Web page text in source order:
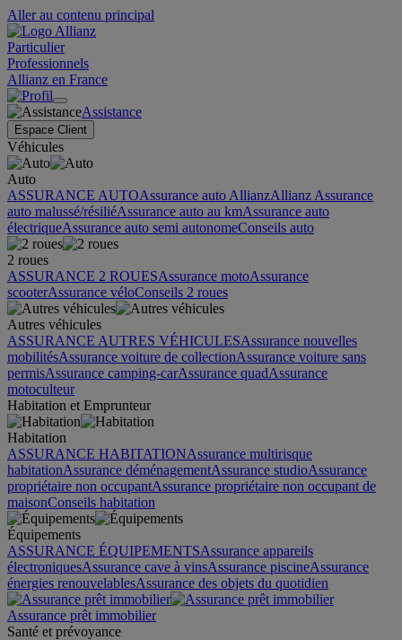
Aller au contenu principal
Particulier
Professionnels
Allianz en France
Assistance
Espace Client
Véhicules
Auto
ASSURANCE AUTOAssurance auto AllianzAllianz Assurance
auto malussé/résiliéAssurance auto au kmAssurance auto
électriqueAssurance auto semi autonomeConseils auto
2 roues
ASSURANCE 2 ROUESAssurance motoAssurance
scooterAssurance véloConseils 2 roues
Autres véhicules
ASSURANCE AUTRES VÉHICULESAssurance nouvelles
mobilitésAssurance voiture de collectionAssurance voiture sans
permisAssurance camping-carAssurance quadAssurance
motoculteur
Habitation et Emprunteur
Habitation
ASSURANCE HABITATIONAssurance multirisque
habitationAssurance déménagementAssurance studioAssurance
propriétaire non occupantAssurance propriétaire non occupant de
maisonConseils habitation
Équipements
ASSURANCE ÉQUIPEMENTSAssurance appareils
électroniquesAssurance cave à vinsAssurance piscineAssurance
énergies renouvelablesAssurance des objets du quotidien
Assurance prêt immobilier
Santé et prévoyance